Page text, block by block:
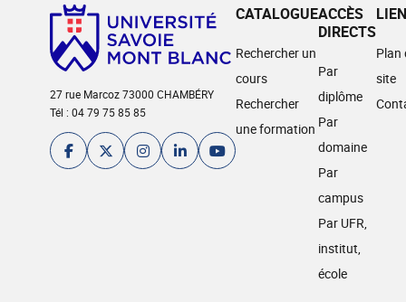
27 rue Marcoz 73000 CHAMBÉRY
Tél : 04 79 75 85 85
CATALOGUE
Rechercher un
cours
Rechercher
une formation
ACCÈS
DIRECTS
Par
diplôme
Par
domaine
Par
campus
Par UFR,
institut,
école
Plan
site